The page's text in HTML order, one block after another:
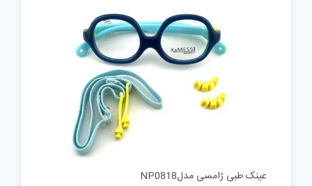
بود.
عینک طبی ژامسی مدلNP0818